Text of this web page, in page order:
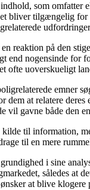
som omfatter
bliver tilgængelig for
reaktion på den
end nogensinde for
ofte uoverskueligt
emner
dem at relatere
vil gavne både den
til information,
til en mere
i sine
således at
at blive klogere